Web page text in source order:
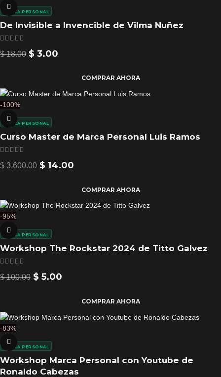
De Invisible a Invencible de Vilma Nuñez
MARCA PERSONAL
$18.00 $ 3.00
COMPRAR AHORA
-100%
Curso Master de Marca Personal Luis Ramos
MARCA PERSONAL
$3,600.00 $ 14.00
COMPRAR AHORA
-95%
Workshop The Rockstar 2024 de Titto Galvez
MARCA PERSONAL
$100.00 $ 5.00
COMPRAR AHORA
-83%
Workshop Marca Personal con Youtube de
Ronaldo Cabezas
MARCA PERSONAL